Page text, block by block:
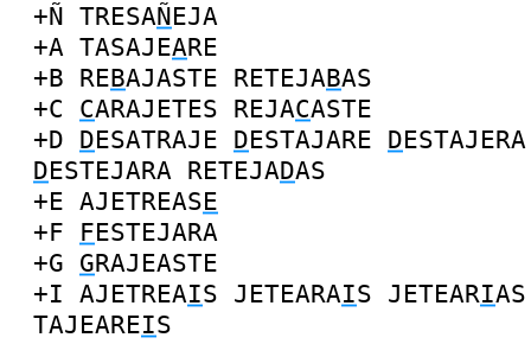
+Ñ TRESAÑEJA
+A TASAJEARE
+B REBAJASTE RETEJABAS
+C CARAJETES REJACASTE
+D DESATRAJE DESTAJARE DESTAJERA
DESTEJARA RETEJADAS
+E AJETREASE
+F FESTEJARA
+G GRAJEASTE
+I AJETREAIS JETEARAIS JETEARIAS
TAJEAREIS